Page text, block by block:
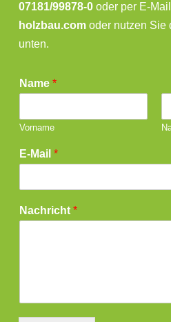
07181/99878-0oder per E-
holzbau.com oder nutzen Sie
unten.
Name *
Vorname
E-Mail *
Nachricht *